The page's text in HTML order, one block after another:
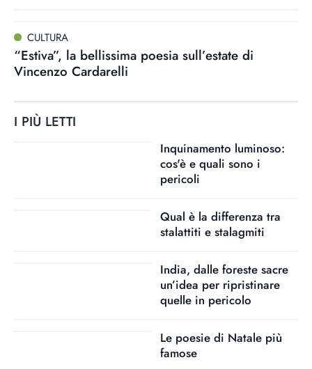
CULTURA
“Estiva”, la bellissima poesia sull’estate di
Vincenzo Cardarelli
I PIÙ LETTI
Inquinamento luminoso:
cos'è e quali sono i
pericoli
Qual è la differenza tra
stalattiti e stalagmiti
India, dalle foreste sacre
un’idea per ripristinare
quelle in pericolo
Le poesie di Natale più
famose